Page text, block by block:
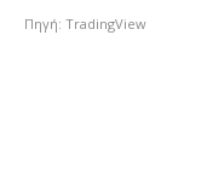
Πηγή: TradingView